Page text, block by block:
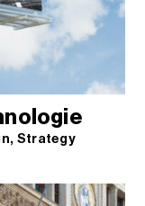
Strategy